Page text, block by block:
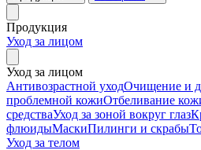
Продукция
Уход за лицом
Уход за лицом
Антивозрастной уходОчищение и
проблемной кожиОтбеливание
средстваУход за зоной вокруг глаз
флюидыМаскиПилинги и скрабы
Уход за телом